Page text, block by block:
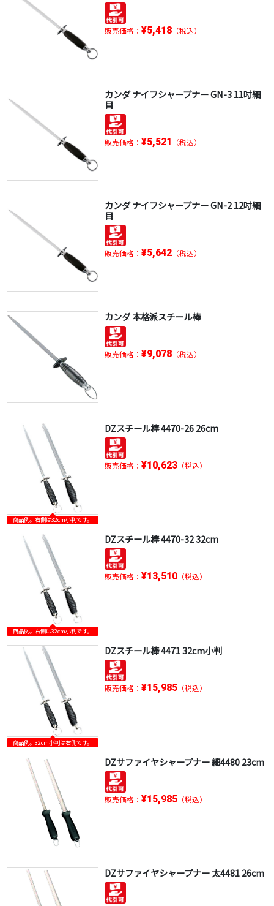
販売価格： ¥5,418（税込）
カンダ ナイフシャープナー GN-3 11吋細
目
販売価格： ¥5,521 （税込）
カンダ ナイフシャープナー GN-2 12吋細
目
販売価格： ¥5,642（税込）
カンダ 本格派スチール棒
販売価格： ¥9,078（税込）
商品例。右側は32cm小判です。
DZスチール棒 4470-26 26cm
販売価格： ¥10,623（税込）
商品例。右側は32cm小判です。
DZスチール棒 4470-32 32cm
販売価格： ¥13,510（税込）
商品例。32cm小判は右側です。
DZスチール棒 4471 32cm小判
販売価格： ¥15,985（税込）
DZサファイヤシャープナー 細4480 23cm
販売価格： ¥15,985（税込）
DZサファイヤシャープナー 太4481 26cm